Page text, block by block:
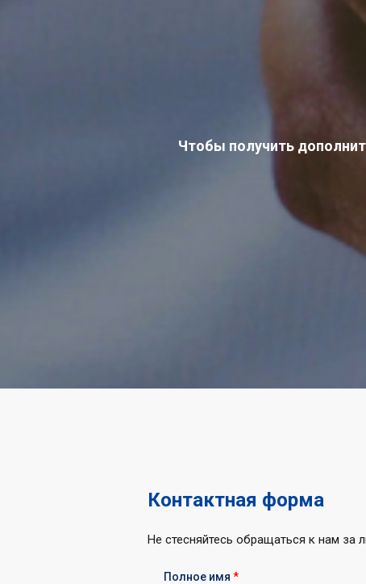
Чтобы получить
Контактная форма
Не стесняйтесь обращаться к нам за
Полное имя*